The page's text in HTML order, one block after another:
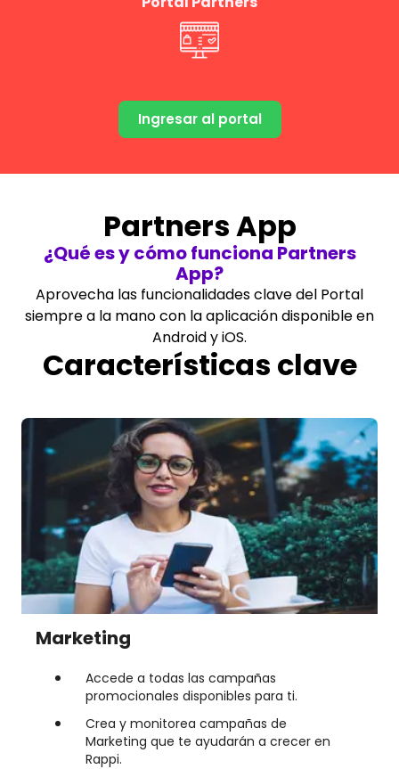
Ingresar al portal
Partners App
¿Qué es y cómo funciona Partners
App?
Aprovecha las funcionalidades clave del Portal
siempre a la mano con la aplicación disponible en
Android y iOS.
Características clave
Marketing
Accede a todas las campañas
promocionales disponibles para ti.
Crea y monitorea campañas de
Marketing que te ayudarán a crecer en
Rappi.